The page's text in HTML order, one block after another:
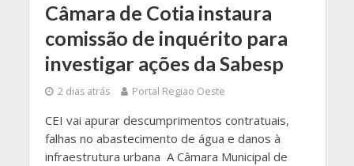
Câmara de Cotia instaura
comissão de inquérito para
investigar ações da Sabesp
2 dias atrás Portal Regiao Oeste
CEI vai apurar descumprimentos contratuais,
falhas no abastecimento de água e danos à
infraestrutura urbana A Câmara Municipal de